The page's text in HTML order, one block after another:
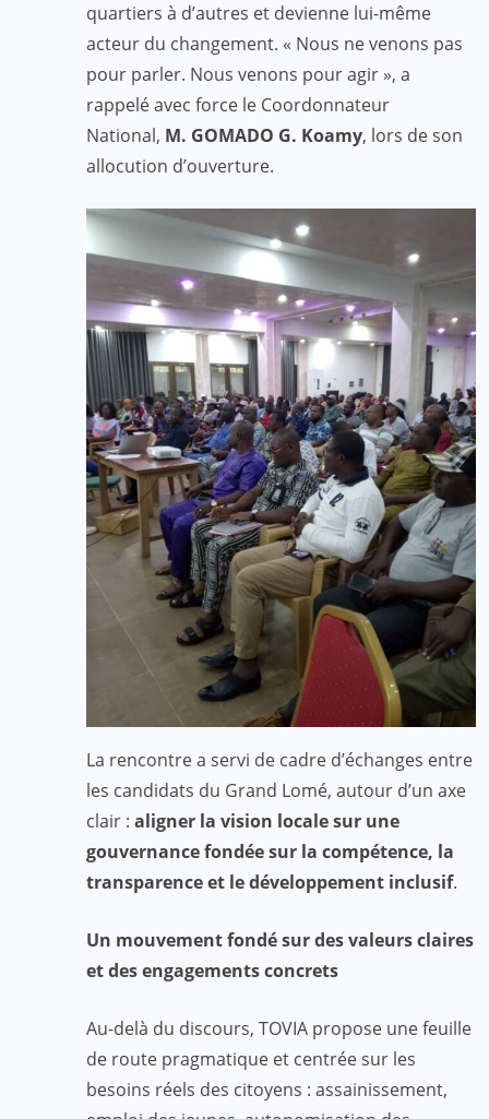
quartiers à d’autres et devienne lui-même
acteur du changement. « Nous ne venons pas
pour parler. Nous venons pour agir », a
rappelé avec force le Coordonnateur
National, M. GOMADO G. Koamy, lors de son
allocution d’ouverture.
La rencontre a servi de cadre d’échanges entre
les candidats du Grand Lomé, autour d’un axe
clair : aligner la vision locale sur une
gouvernance fondée sur la compétence, la
transparence et le développement inclusif.
Un mouvement fondé sur des valeurs claires
et des engagements concrets
Au-delà du discours, TOVIA propose une feuille
de route pragmatique et centrée sur les
besoins réels des citoyens : assainissement,